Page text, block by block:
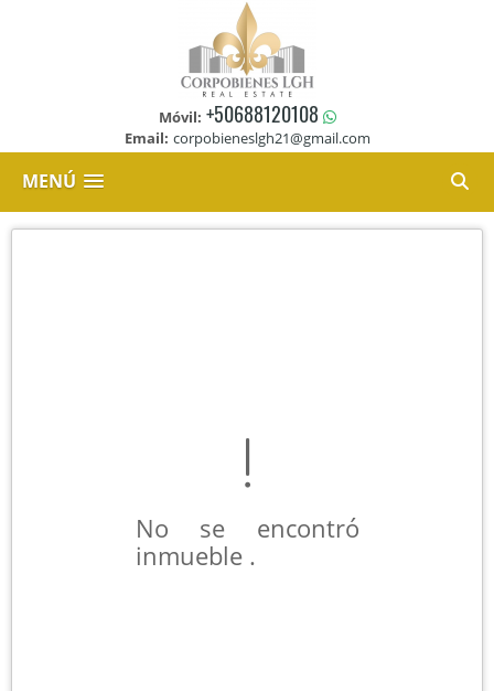
Móvil: +50688120108
Email: corpobieneslgh21@gmail.com
MENÚ
No se encontró
inmueble .